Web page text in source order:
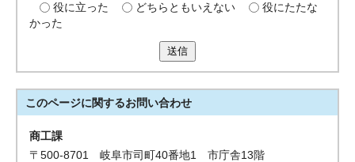
役に立った
どちらともいえない
役にたたな
かった
送信
このページに関するお問い合わせ
商工課
〒500-8701 岐阜市司町40番地1 市庁舎13階